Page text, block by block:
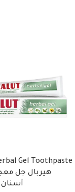
Gel Toothpaste